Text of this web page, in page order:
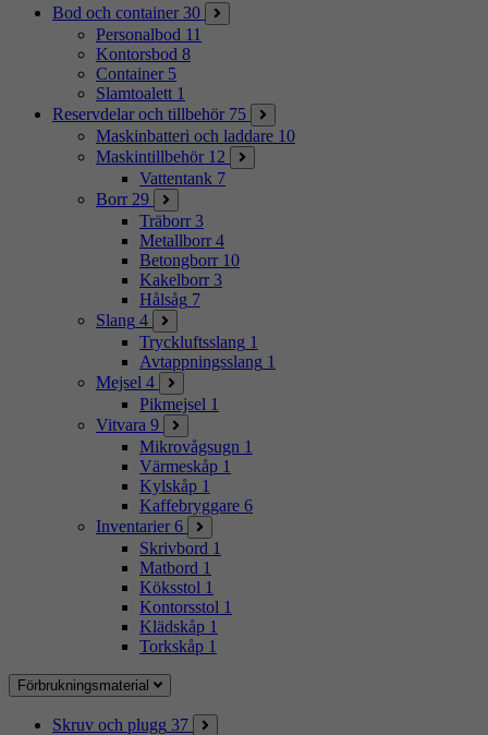
Bod och container 30
Personalbod 11
Kontorsbod 8
Container 5
Slamtoalett 1
Reservdelar och tillbehör 75
Maskinbatteri och laddare 10
Maskintillbehör 12
Vattentank 7
Borr 29
Träborr 3
Metallborr 4
Betongborr 10
Kakelborr 3
Hålsåg 7
Slang 4
Tryckluftsslang 1
Avtappningsslang 1
Mejsel 4
Pikmejsel 1
Vitvara 9
Mikrovågsugn 1
Värmeskåp 1
Kylskåp 1
Kaffebryggare 6
Inventarier 6
Skrivbord 1
Matbord 1
Köksstol 1
Kontorsstol 1
Klädskåp 1
Torkskåp 1
Förbrukningsmaterial
Skruv och plugg 37